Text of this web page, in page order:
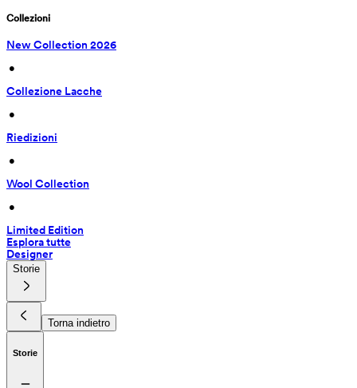
Collezioni
New Collection 2026
•
Collezione Lacche
•
Riedizioni
•
Wool Collection
•
Limited Edition
Esplora tutte
Designer
Storie
Torna indietro
Storie